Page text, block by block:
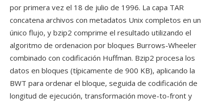
por primera vez el 18 de julio de 1996. La capa TAR
concatena archivos con metadatos Unix completos en un
único flujo, y bzip2 comprime el resultado utilizando el
algoritmo de ordenacion por bloques Burrows-Wheeler
combinado con codificación Huffman. Bzip2 procesa los
datos en bloques (típicamente de 900 KB), aplicando la
BWT para ordenar el bloque, seguida de codificación de
longitud de ejecución, transformación move-to-front y